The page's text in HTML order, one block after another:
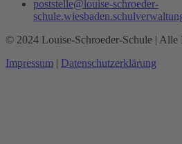
poststelle@louise-schroeder-
© 2024 Louise-Schroeder-Schule | Alle
Impressum | Datenschutzerklärung